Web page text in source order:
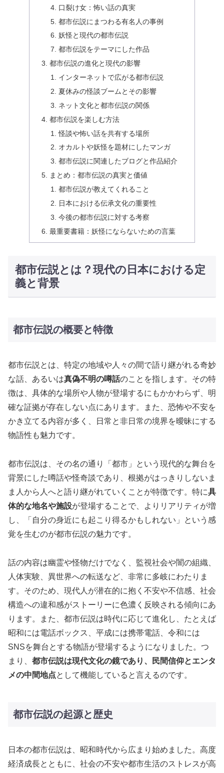
口裂け女：怖い話の真実
都市伝説にまつわる有名人の事例
妖怪と現代の都市伝説
都市伝説をテーマにした作品
都市伝説の進化と現代の影響
インターネットで広がる都市伝説
夏休みの怪談ブームとその影響
ネット文化と都市伝説の関係
都市伝説を楽しむ方法
怪談や怖い話を共有する場所
オカルトや妖怪を題材にしたマンガ
都市伝説に関連したブログと作品紹介
まとめ：都市伝説の真実と価値
都市伝説が教えてくれること
日本における伝承文化の重要性
今後の都市伝説に対する考察
最重要書籍：妖怪にならないための言葉
都市伝説とは？現代の日本における定
義と背景
都市伝説の概要と特徴
都市伝説とは、特定の地域や人々の間で語り継がれる奇妙
な話、あるいは真偽不明の噂話のことを指します。その特
徴は、具体的な場所や人物が登場するにもかかわらず、明
確な証拠が存在しない点にあります。また、恐怖や不安を
かき立てる内容が多く、日常と非日常の境界を曖昧にする
物語性も魅力です。
都市伝説は、その名の通り「都市」という現代的な舞台を
背景にした噂話や怪奇談であり、根拠がはっきりしないま
ま人から人へと語り継がれていくことが特徴です。特に具
体的な地名や施設が登場することで、よりリアリティが増
し、「自分の身近にも起こり得るかもしれない」という感
覚を生むのが都市伝説の魅力です。
話の内容は幽霊や怪物だけでなく、監視社会や闇の組織、
人体実験、異世界への転送など、非常に多岐にわたりま
す。そのため、現代人が潜在的に抱く不安や不信感、社会
構造への違和感がストーリーに色濃く反映される傾向にあ
ります。また、都市伝説は時代に応じて進化し、たとえば
昭和には電話ボックス、平成には携帯電話、令和には
SNSを舞台とする物語が登場するようになりました。つ
まり、 都市伝説は現代文化の鏡であり、民間信仰とエンタ
メの中間地点として機能していると言えるのです。
都市伝説の起源と歴史
日本の都市伝説は、昭和時代から広まり始めました。高度
経済成長とともに、社会の不安や都市生活のストレスが高